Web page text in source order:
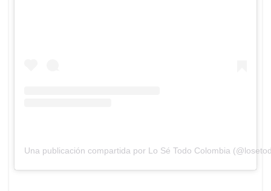
Una publicación compartida por Lo Sé Todo Colombia